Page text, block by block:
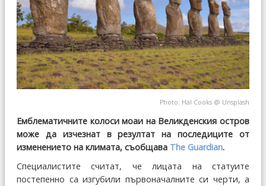
Photo: Hal Cooks @ Unsplash
Емблематичните колоси моаи на Великденския остров
може да изчезнат в резултат на последиците от
изменението на климата, съобщава The Guardian.
Специалистите считат, че лицата на статуите
постепенно са изгубили първоначалните си черти, а